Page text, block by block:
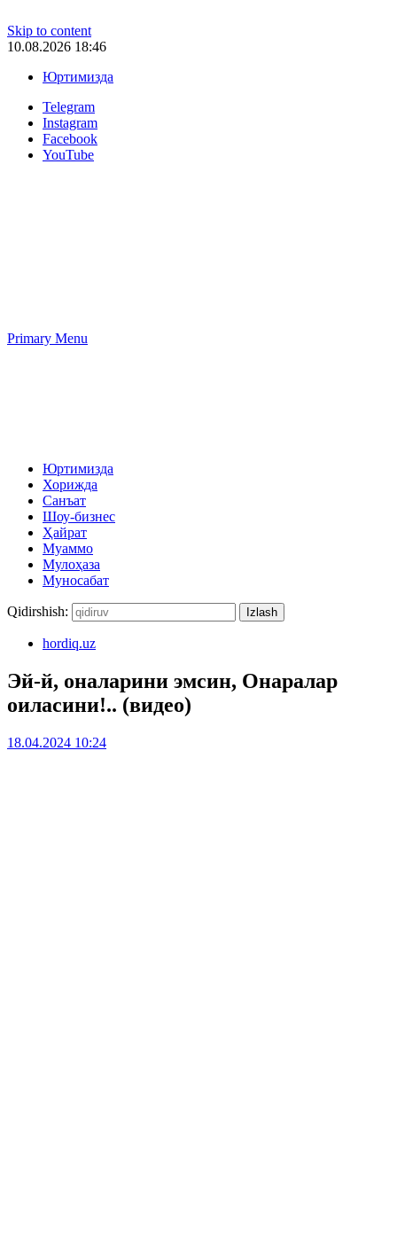
Skip to content
10.08.2026 18:46
Юртимизда
Telegram
Instagram
Facebook
YouTube
Primary Menu
Юртимизда
Хорижда
Санъат
Шоу-бизнес
Ҳайрат
Муаммо
Мулоҳаза
Муносабат
Qidirshish:
hordiq.uz
Эй-й, оналарини эмсин, Онаралар
оиласини!.. (видео)
18.04.2024 10:24